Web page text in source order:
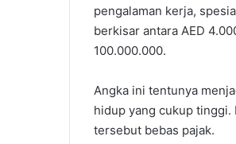
pengalaman kerja,
berkisar antara AED
100.000.000.
Angka ini tentunya
hidup yang cukup tinggi.
tersebut bebas pajak.